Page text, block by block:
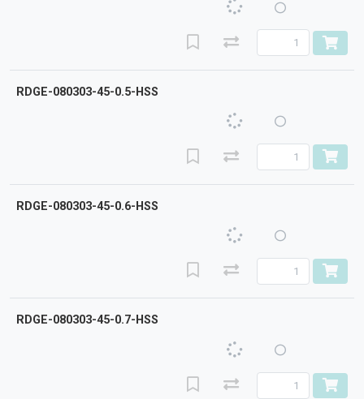
RDGE-080303-45-0.5-HSS
RDGE-080303-45-0.6-HSS
RDGE-080303-45-0.7-HSS